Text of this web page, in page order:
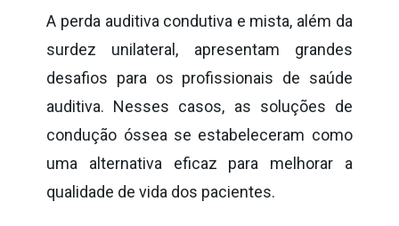
A perda auditiva condutiva e mista, além da
surdez unilateral, apresentam grandes
desafios para os profissionais de saúde
auditiva. Nesses casos, as soluções de
condução óssea se estabeleceram como
uma alternativa eficaz para melhorar a
qualidade de vida dos pacientes.